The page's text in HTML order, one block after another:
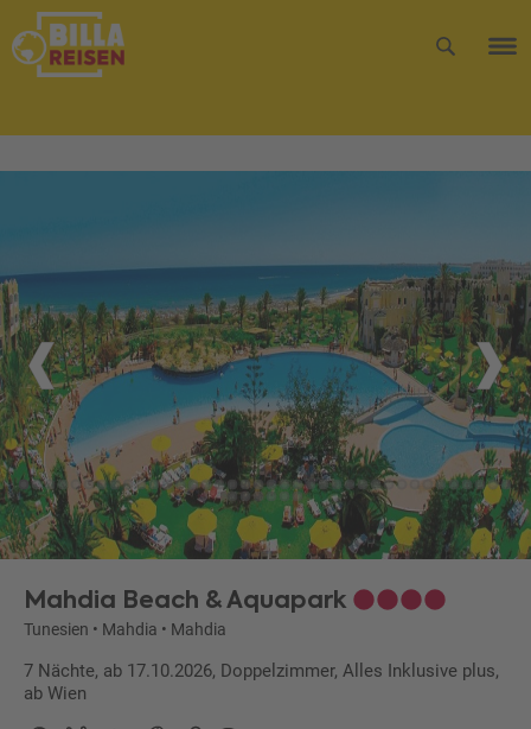
Mahdia Beach & Aquapark
Tunesien • Mahdia • Mahdia
7 Nächte, ab 17.10.2026, Doppelzimmer, Alles Inklusive plus,
ab Wien